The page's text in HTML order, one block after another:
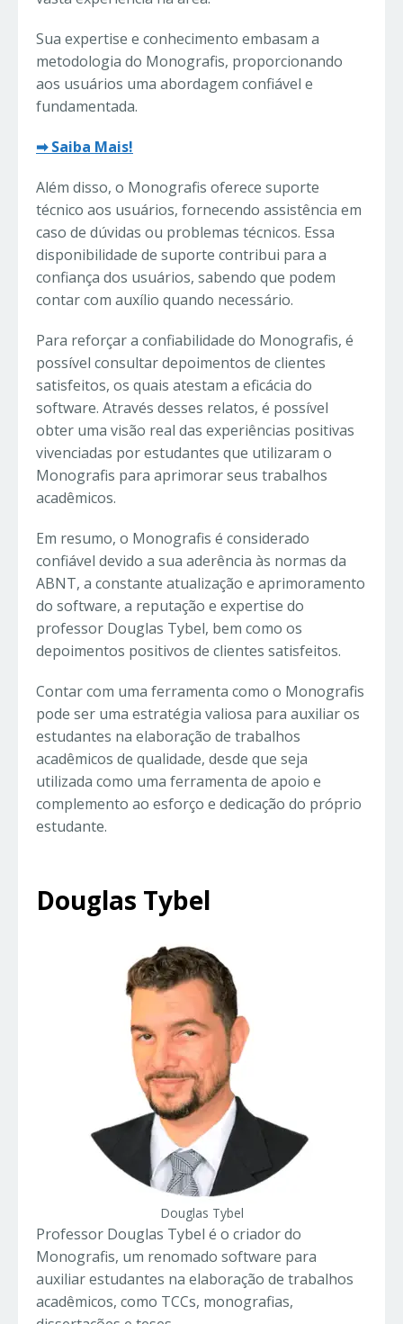
Sua expertise e conhecimento embasam a
metodologia do Monografis, proporcionando
aos usuários uma abordagem confiável e
fundamentada.
➡ Saiba Mais!
Além disso, o Monografis oferece suporte
técnico aos usuários, fornecendo assistência em
caso de dúvidas ou problemas técnicos. Essa
disponibilidade de suporte contribui para a
confiança dos usuários, sabendo que podem
contar com auxílio quando necessário.
Para reforçar a confiabilidade do Monografis, é
possível consultar depoimentos de clientes
satisfeitos, os quais atestam a eficácia do
software. Através desses relatos, é possível
obter uma visão real das experiências positivas
vivenciadas por estudantes que utilizaram o
Monografis para aprimorar seus trabalhos
acadêmicos.
Em resumo, o Monografis é considerado
confiável devido a sua aderência às normas da
ABNT, a constante atualização e aprimoramento
do software, a reputação e expertise do
professor Douglas Tybel, bem como os
depoimentos positivos de clientes satisfeitos.
Contar com uma ferramenta como o Monografis
pode ser uma estratégia valiosa para auxiliar os
estudantes na elaboração de trabalhos
acadêmicos de qualidade, desde que seja
utilizada como uma ferramenta de apoio e
complemento ao esforço e dedicação do próprio
estudante.
Douglas Tybel
Douglas Tybel
Professor Douglas Tybel é o criador do
Monografis, um renomado software para
auxiliar estudantes na elaboração de trabalhos
acadêmicos, como TCCs, monografias,